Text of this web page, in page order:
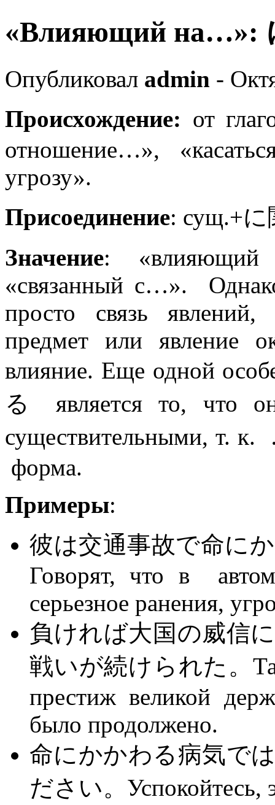
«Влияющий на…»:
Опубликовал admin -
Происхождение: от
отношение…»,
угрозу».
Присоединение: сущ.+
Значение: «влияющий
«связанный с…».
просто связь
предмет или явление
влияние. Еще одной
る является то, что
существительными, т.
форма.
Примеры:
彼は交通事故で命に
Говорят, что в
серьезное ранения,
負ければ大国の威信
戦いが続けられた。
престиж великой
было продолжено.
命にかかわる病気で
ださい。Успокойтесь,